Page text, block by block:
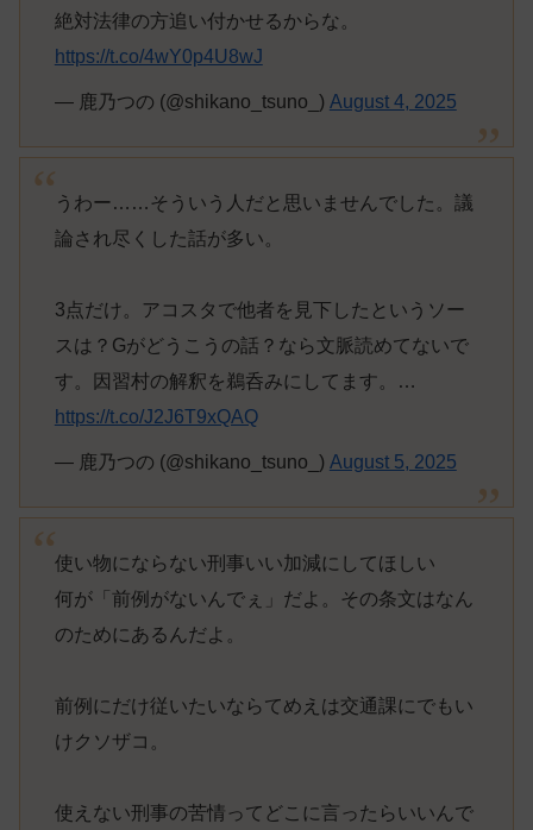
絶対法律の方追い付かせるからな。
https://t.co/4wY0p4U8wJ
— 鹿乃つの (@shikano_tsuno_) August 4, 2025
うわー……そういう人だと思いませんでした。議
論され尽くした話が多い。
3点だけ。アコスタで他者を見下したというソー
スは？Gがどうこうの話？なら文脈読めてないで
す。因習村の解釈を鵜呑みにしてます。…
https://t.co/J2J6T9xQAQ
— 鹿乃つの (@shikano_tsuno_) August 5, 2025
使い物にならない刑事いい加減にしてほしい
何が「前例がないんでぇ」だよ。その条文はなん
のためにあるんだよ。
前例にだけ従いたいならてめえは交通課にでもい
けクソザコ。
使えない刑事の苦情ってどこに言ったらいいんで